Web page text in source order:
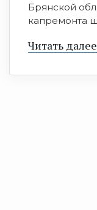
Брянской
капремонта
Читать далее